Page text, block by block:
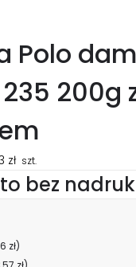
Polo
200g
zł szt.
bez
zł)